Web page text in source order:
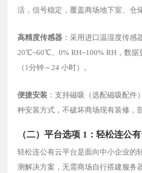
活，信号稳定，覆盖商场地下室、仓
高精度传感器 ：采用进口温湿度传感
20℃~60℃、0% RH~100% RH，数据
（1分钟～24 小时）。
便捷安装 ：支持磁吸（选配磁吸配件
种安装方式，不破坏商场现有装修，
（二）平台选项 1：轻松连公
轻松连公有云平台是面向中小企业的
测解决方案，无需商场自行搭建服务